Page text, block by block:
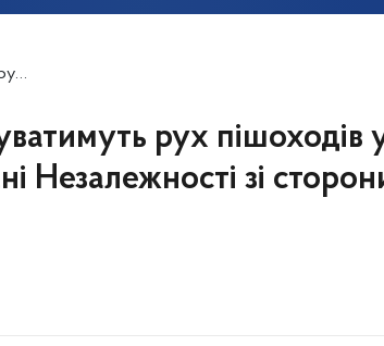
рух пішоходів
Незалежності зі